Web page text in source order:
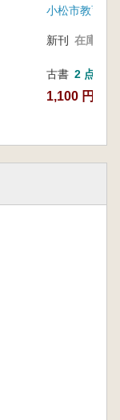
小松市教育委
新刊 在庫なし
古書 2 点
1,100 円~